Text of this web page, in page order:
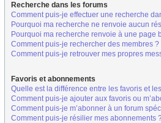
Recherche dans les forums
Comment puis-je effectuer une recherche
Pourquoi ma recherche ne renvoie aucun
Pourquoi ma recherche renvoie à une page
Comment puis-je rechercher des membres ?
Comment puis-je retrouver mes propres
Favoris et abonnements
Quelle est la différence entre les favoris et
Comment puis-je ajouter aux favoris ou
Comment puis-je m’abonner à un forum
Comment puis-je résilier mes abonnements